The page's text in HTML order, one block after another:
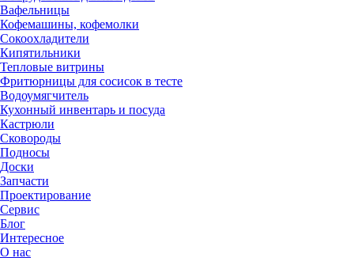
Вафельницы
Кофемашины, кофемолки
Сокоохладители
Кипятильники
Тепловые витрины
Фритюрницы для сосисок в тесте
Водоумягчитель
Кухонный инвентарь и посуда
Кастрюли
Сковороды
Подносы
Доски
Запчасти
Проектирование
Сервис
Блог
Интересное
О нас